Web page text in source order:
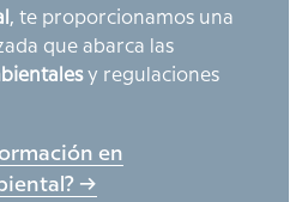
, te proporcionamos una
que abarca las
y regulaciones
en
->